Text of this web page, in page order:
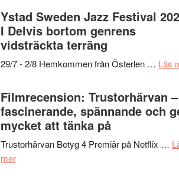
Mulder
och
Ystad Sweden Jazz Festival
I Delvis bortom genrens
vidsträckta terräng
29/7 - 2/8 Hemkommen från Österlen … Läs
Filmrecension: Trustorhärvan –
fascinerande, spännande och
mycket att tänka på
Trustorhärvan Betyg 4 Premiär på Netflix …
merom